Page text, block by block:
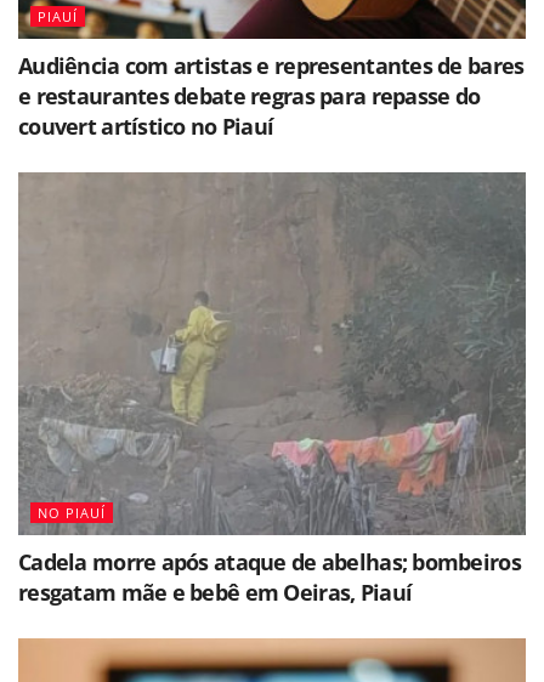
PIAUÍ
Audiência com artistas e representantes de bares
e restaurantes debate regras para repasse do
couvert artístico no Piauí
NO PIAUÍ
Cadela morre após ataque de abelhas; bombeiros
resgatam mãe e bebê em Oeiras, Piauí